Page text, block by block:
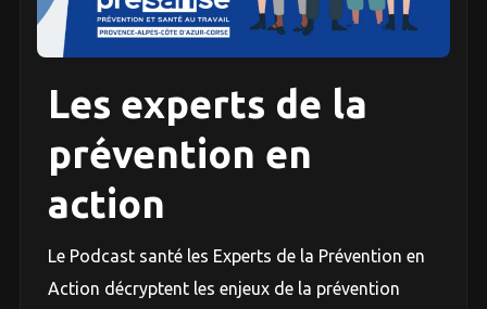
Les experts de la
prévention en
action
Le Podcast santé les Experts de la Prévention en
Action décryptent les enjeux de la prévention